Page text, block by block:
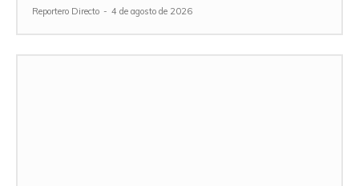
Reportero Directo - 4 de agosto de 2026